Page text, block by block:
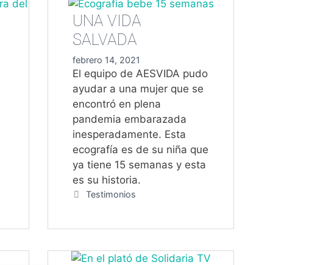
UNA VIDA
SALVADA
febrero 14, 2021
El equipo de AESVIDA pudo
ayudar a una mujer que se
encontró en plena
pandemia embarazada
inesperadamente. Esta
ecografía es de su niña que
ya tiene 15 semanas y esta
es su historia.
Categorías
Testimonios